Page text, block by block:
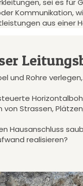
Kommunikation,
aus einer
und Rohre
von Strassen,
Hausanschluss
realisieren?